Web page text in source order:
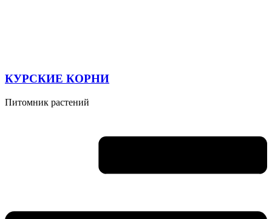
КУРСКИЕ КОРНИ
Питомник растений